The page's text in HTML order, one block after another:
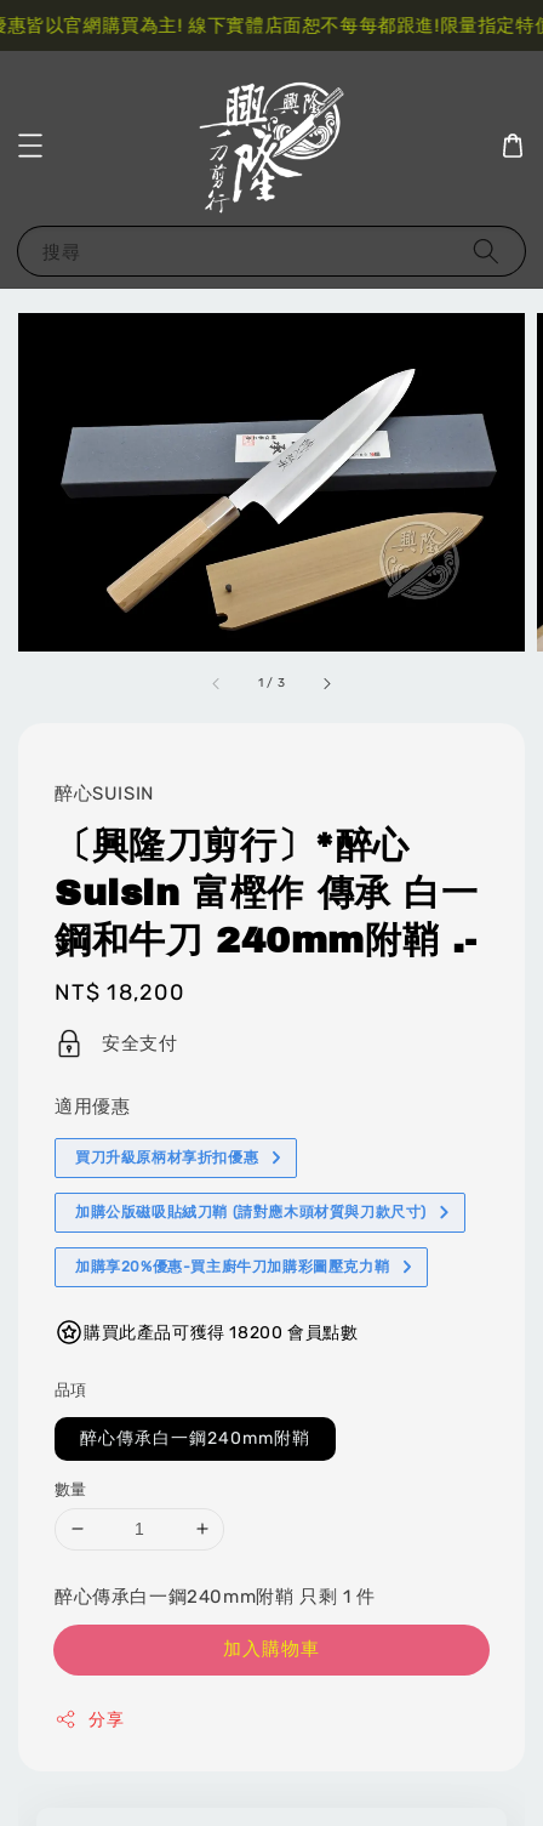
皆以官網購買為主! 線下實體店面恕不每每都跟進!限量指定特價
搜尋
1 / 3
醉心SUISIN
〔興隆刀剪行〕*醉心
Suisin 富樫作 傳承 白一
鋼和牛刀 240mm附鞘 .-
Regular
price
NT$ 18,200
安全支付
適用優惠
買刀升級原柄材享折扣優惠
加購公版磁吸貼絨刀鞘 (請對應木頭材質與刀款尺寸)
加購享20%優惠-買主廚牛刀加購彩圖壓克力鞘
購買此產品可獲得 18200 會員點數
品項
醉心傳承白一鋼240mm附鞘
數量
醉心傳承白一鋼240mm附鞘 只剩 1 件
加入購物車
分享